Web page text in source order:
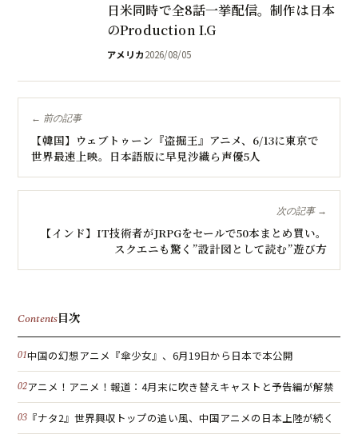
日米同時で全8話一挙配信。制作は日本
のProduction I.G
アメリカ2026/08/05
← 前の記事
【韓国】ウェブトゥーン『盗掘王』アニメ、6/13に東京で
世界最速上映。日本語版に早見沙織ら声優5人
次の記事 →
【インド】IT技術者がJRPGをセールで50本まとめ買い。
スクエニも驚く”設計図として読む”遊び方
Contents目次
中国の幻想アニメ『傘少女』、6月19日から日本で本公開
アニメ！アニメ！報道：4月末に吹き替えキャストと予告編が解禁
『ナタ2』世界興収トップの追い風、中国アニメの日本上陸が続く